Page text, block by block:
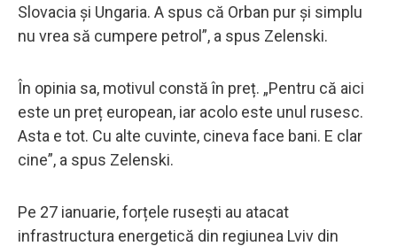
Slovacia și Ungaria. A spus că Orban pur și simplu
nu vrea să cumpere petrol”, a spus Zelenski.
În opinia sa, motivul constă în preț. „Pentru că aici
este un preț european, iar acolo este unul rusesc.
Asta e tot. Cu alte cuvinte, cineva face bani. E clar
cine”, a spus Zelenski.
Pe 27 ianuarie, forțele rusești au atacat
infrastructura energetică din regiunea Lviv din